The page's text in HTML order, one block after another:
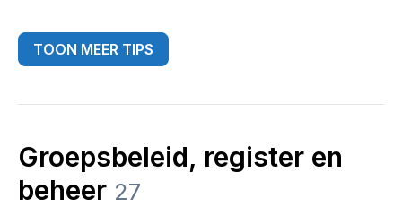
TOON MEER TIPS
Groepsbeleid, register en
beheer 27